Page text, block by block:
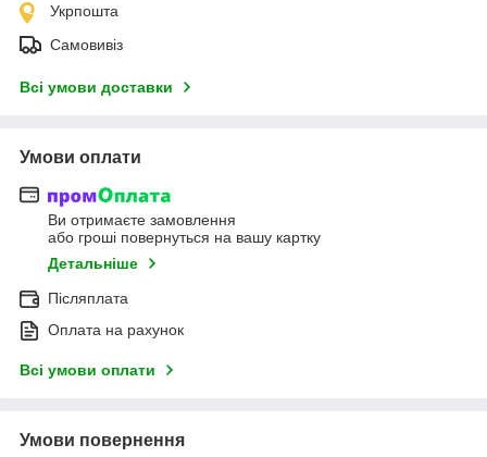
Укрпошта
Самовивіз
Всі умови доставки
Умови оплати
Ви отримаєте замовлення
або гроші повернуться на вашу картку
Детальніше
Післяплата
Оплата на рахунок
Всі умови оплати
Умови повернення